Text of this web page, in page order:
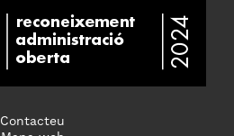
Contacteu